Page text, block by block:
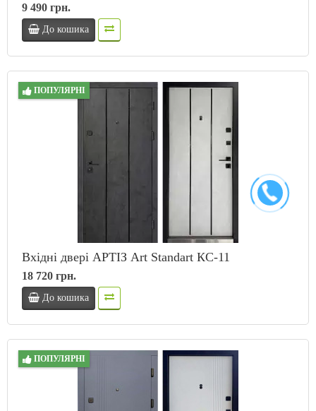
9 490 грн.
До кошика
ПОПУЛЯРНІ
Вхідні двері АРТІЗ Art Standart КС-11
18 720 грн.
До кошика
ПОПУЛЯРНІ